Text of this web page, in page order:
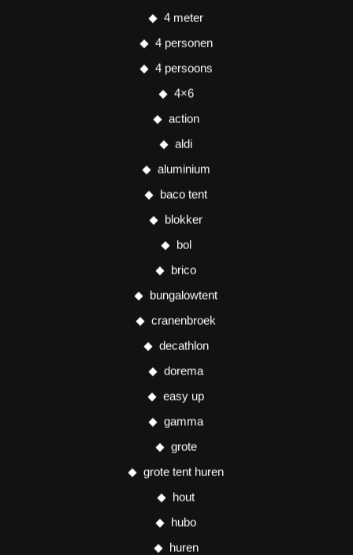
4 meter
4 personen
4 persoons
4×6
action
aldi
aluminium
baco tent
blokker
bol
brico
bungalowtent
cranenbroek
decathlon
dorema
easy up
gamma
grote
grote tent huren
hout
hubo
huren